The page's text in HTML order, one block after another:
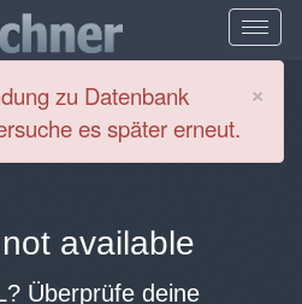
×
zu Datenbank
es später erneut.
available
Überprüfe deine